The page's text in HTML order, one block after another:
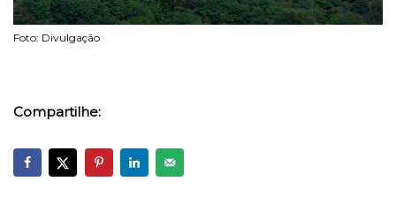
Foto: Divulgação
Compartilhe: